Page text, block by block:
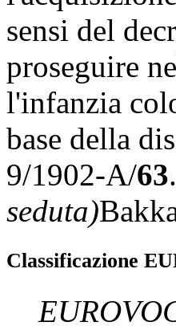
sensi del
proseguire
l'infanzia
base della
9/1902-A/63.
seduta)
Classificazione